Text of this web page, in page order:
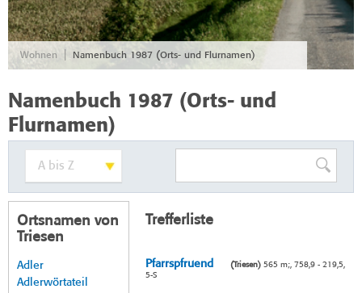
Wohnen Namenbuch 1987 (Orts- und Flurnamen)
Namenbuch 1987 (Orts- und
Flurnamen)
Ortsnamen von
Triesen
Adler
Adlerwörtateil
Trefferliste
Pfarrspfruend (Triesen)565 m;, 758,9 - 219,5,
5-S